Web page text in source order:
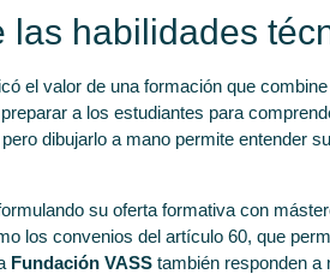
las habilidades
el valor de una formación que
a los estudiantes para
dibujarlo a mano permite
su oferta formativa con
los convenios del artículo 60, que
Fundación VASS también responden a